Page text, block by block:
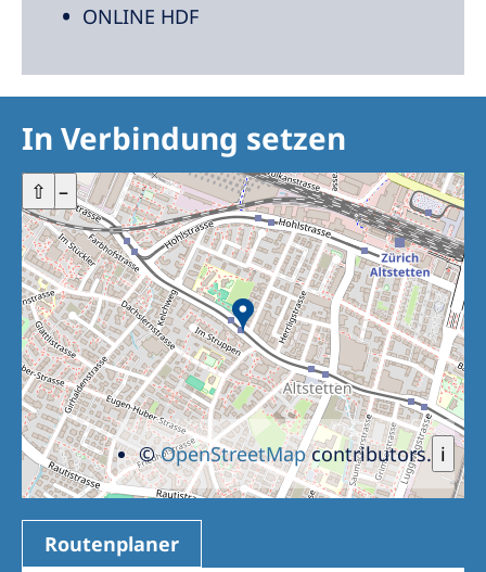
ONLINE HDF
In Verbindung setzen
+ –
⇧
i
©OpenStreetMapcontributors.
Routenplaner